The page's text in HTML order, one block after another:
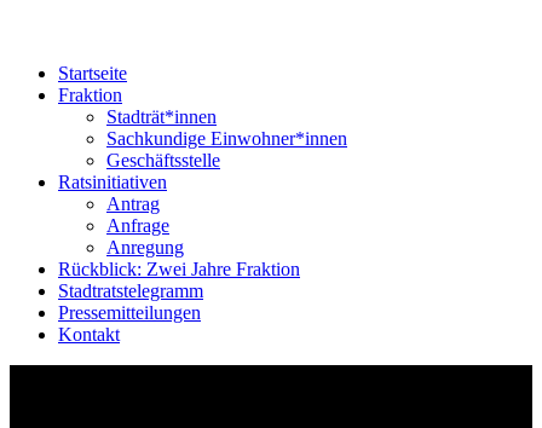
Startseite
Fraktion
Stadträt*innen
Sachkundige Einwohner*innen
Geschäftsstelle
Ratsinitiativen
Antrag
Anfrage
Anregung
Rückblick: Zwei Jahre Fraktion
Stadtratstelegramm
Pressemitteilungen
Kontakt